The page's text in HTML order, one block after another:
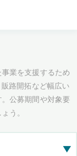
業を支援するため
路開拓など幅広い
公募期間や対象要
う。
▶